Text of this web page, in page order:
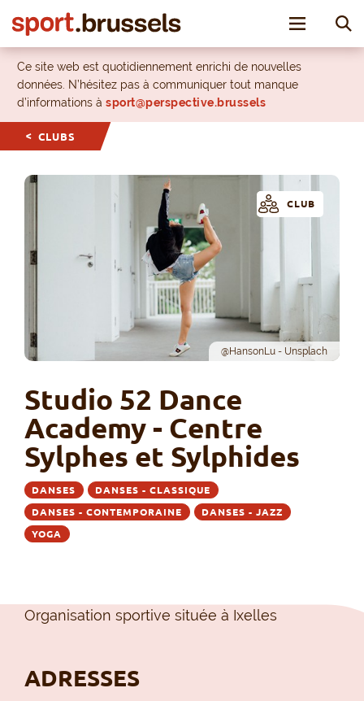
Toggle
Ce site web est quotidiennement enrichi de nouvelles
données. N’hésitez pas à communiquer tout manque
d’informations à sport@perspective.brussels
CLUBS
@HansonLu - Unsplach
CLUB
Studio 52 Dance
Academy - Centre
Sylphes et Sylphides
DANSES DANSES - CLASSIQUE
DANSES - CONTEMPORAINE DANSES - JAZZ
YOGA
Organisation sportive située à Ixelles
ADRESSES